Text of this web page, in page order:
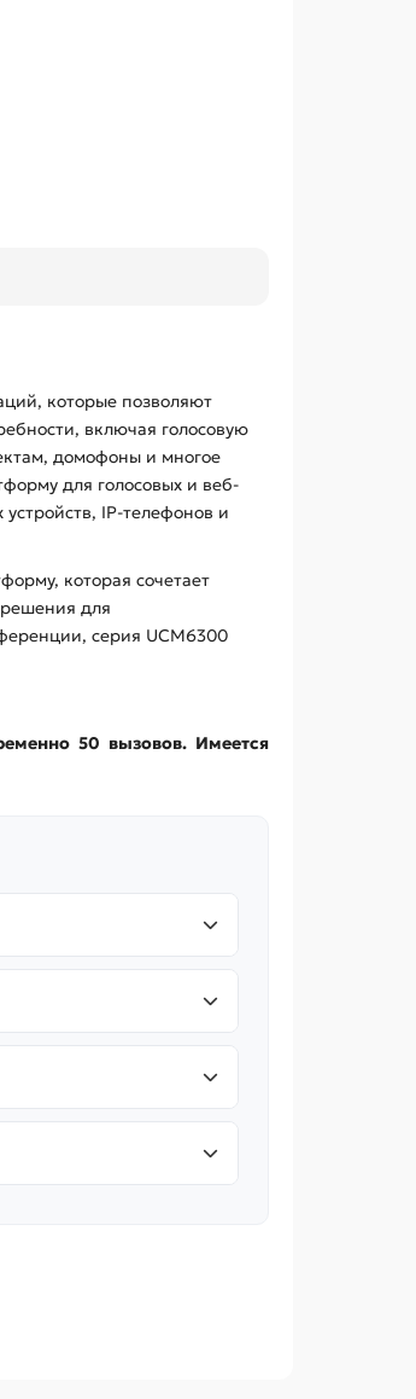
которые позволяют
включая голосовую
домофоны и многое
для голосовых и веб-
IP-телефонов и
которая сочетает
для
серия UCM6300
50 вызовов. Имеется